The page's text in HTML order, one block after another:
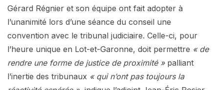
Gérard Régnier et son équipe ont fait adopter à
l’unanimité lors d’une séance du conseil une
convention avec le tribunal judiciaire. Celle-ci, pour
l’heure unique en Lot-et-Garonne, doit permettre « de
rendre une forme de justice de proximité »palliant
l’inertie des tribunaux « qui n’ont pas toujours la